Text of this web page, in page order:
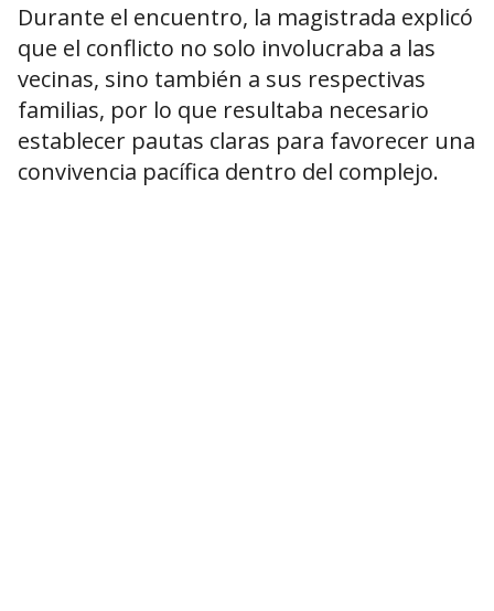
Durante el encuentro, la magistrada explicó
que el conflicto no solo involucraba a las
vecinas, sino también a sus respectivas
familias, por lo que resultaba necesario
establecer pautas claras para favorecer una
convivencia pacífica dentro del complejo.